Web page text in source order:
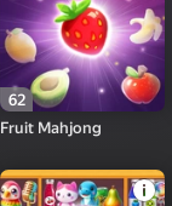
62
Fruit Mahjong